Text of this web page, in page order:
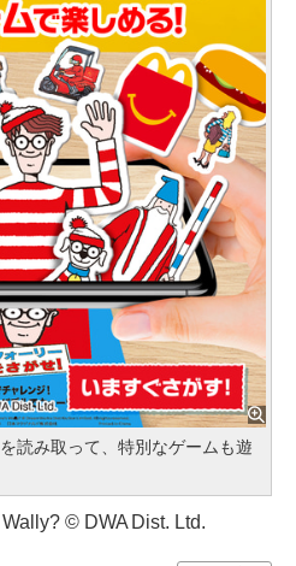
読み取って、特別なゲームも遊
© DWA Dist. Ltd.